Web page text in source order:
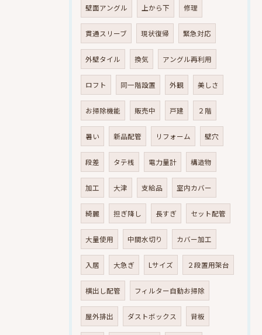
壁面アングル 上から下 修理
貫通スリーブ 現状復帰 緊急対応
外壁タイル 換気 アングル再利用
ロフト 同一階設置 外観 美しさ
お掃除機能 販売中 戸建 ２階
暑い 新品配管 リフォーム 壁穴
段差 タテ桟 電力量計 構造物
加工 大津 支給品 室内カバー
綺麗 担ぎ降し 長すぎ セット配管
大量使用 中間水切り カバー加工
入居 大急ぎ Lサイズ ２段置用架台
横出し配管 フィルター自動お掃除
屋外排出 ダストボックス 背板